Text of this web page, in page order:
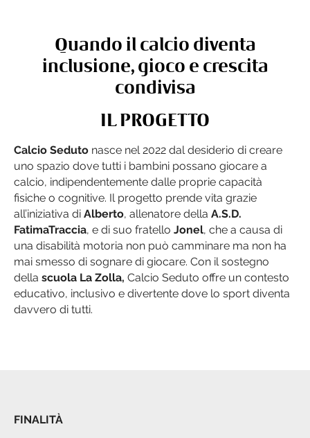
Quando il calcio diventa
inclusione, gioco e crescita
condivisa
IL PROGETTO
Calcio Seduto nasce nel 2022 dal desiderio di creare
uno spazio dove tutti i bambini possano giocare a
calcio, indipendentemente dalle proprie capacità
fisiche o cognitive. Il progetto prende vita grazie
all’iniziativa di Alberto, allenatore della A.S.D.
FatimaTraccia, e di suo fratello Jonel, che a causa di
una disabilità motoria non può camminare ma non ha
mai smesso di sognare di giocare. Con il sostegno
della scuola La Zolla, Calcio Seduto offre un contesto
educativo, inclusivo e divertente dove lo sport diventa
davvero di tutti.
FINALITÀ